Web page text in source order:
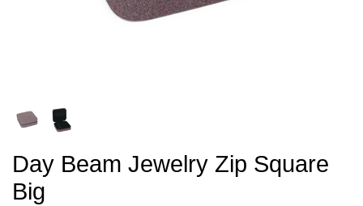
Day Beam Jewelry Zip Square
Big